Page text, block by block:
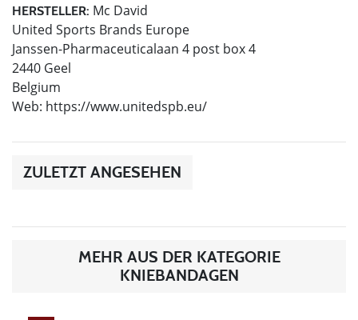
HERSTELLER: Mc David
United Sports Brands Europe
Janssen-Pharmaceuticalaan 4 post box 4
2440 Geel
Belgium
Web: https://www.unitedspb.eu/
ZULETZT ANGESEHEN
MEHR AUS DER KATEGORIE
KNIEBANDAGEN